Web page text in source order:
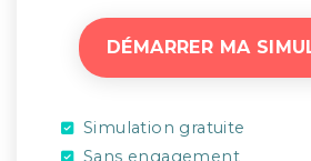
DÉMARRER MA
Simulation gratuite
Sans engagement